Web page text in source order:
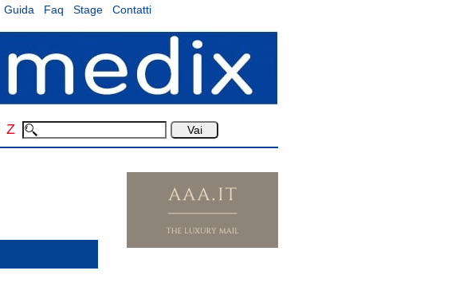
Guida Faq Stage Contatti
Z